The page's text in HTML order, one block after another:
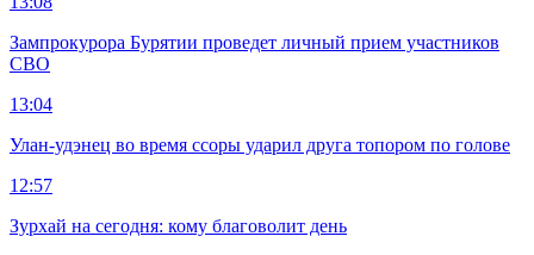
Зампрокурора Бурятии проведет личный прием участников
СВО
13:04
Улан-удэнец во время ссоры ударил друга топором по голове
12:57
Зурхай на сегодня: кому благоволит день